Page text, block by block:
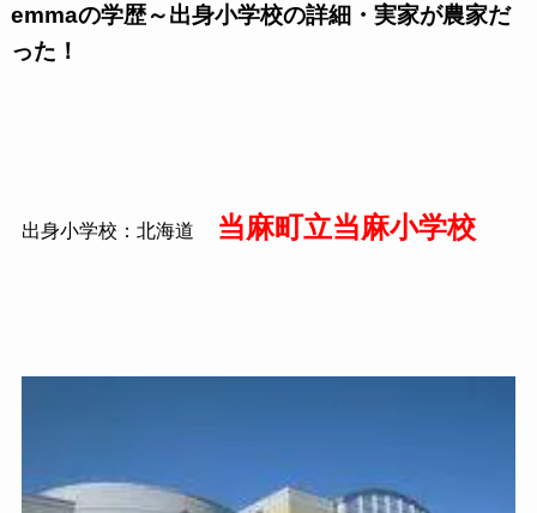
emmaの学歴～出身小学校の詳細・実家が農家だ
った！
出身小学校：北海道 当麻町立当麻小学校